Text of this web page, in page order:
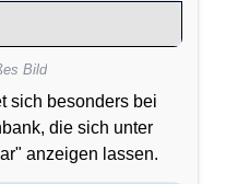
Bild
sich besonders bei
die sich unter
anzeigen lassen.